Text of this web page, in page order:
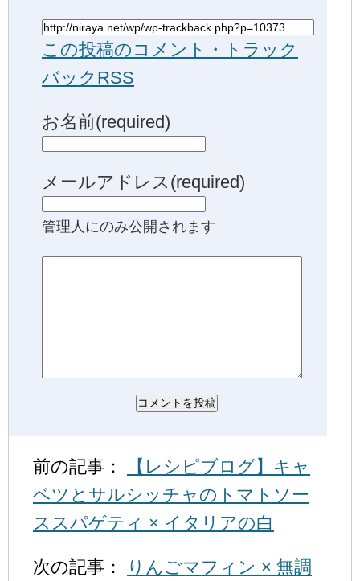
この投稿のコメント・トラック
バックRSS
お名前(required)
メールアドレス(required)
管理人にのみ公開されます
前の記事：
【レシピブログ】キャ
ベツとサルシッチャのトマトソー
ススパゲティ × イタリアの白
次の記事： りんごマフィン × 無調